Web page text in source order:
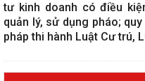
tư kinh doanh có điều
quản lý, sử dụng pháo;
pháp thi hành Luật Cư trú,